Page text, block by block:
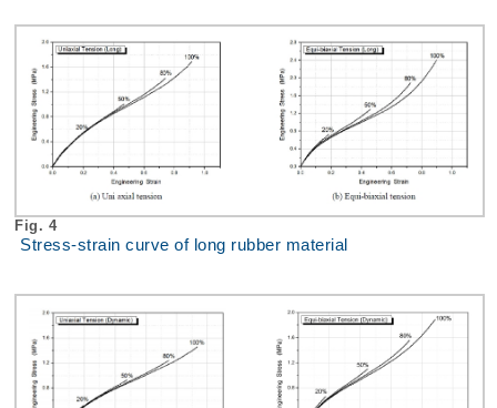
Fig. 4
Stress-strain curve of long rubber material